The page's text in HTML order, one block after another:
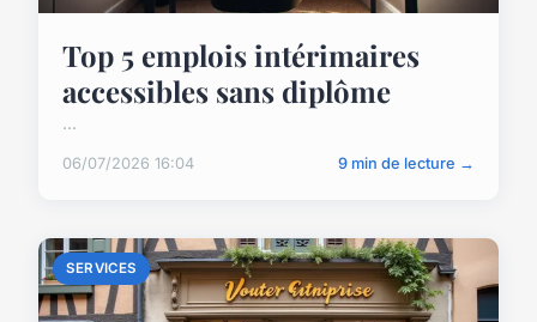
Top 5 emplois intérimaires
accessibles sans diplôme
...
06/07/2026 16:04 9 min de lecture →
SERVICES